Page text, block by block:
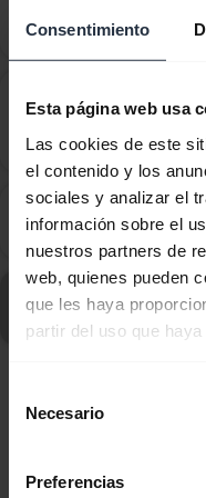
Consentimiento
Esta página web usa
Las cookies de este
el contenido y los
sociales y analizar el
información sobre el
nuestros partners de
web, quienes pueden
que les haya
partir del uso que
Necesario
Preferencias
funcione con IBM
funcione con la
de 8x8?
¿Cómo configuro mi
funcione con la
Vaya a todas las
Engage 50 II - (50 II